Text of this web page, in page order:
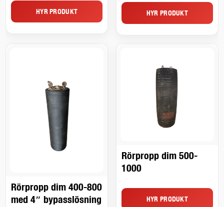
HYR PRODUKT HYR PRODUKT
Rörpropp dim 400-800
med 4″ bypasslösning
Rörpropp dim 500-
1000
HYR PRODUKT